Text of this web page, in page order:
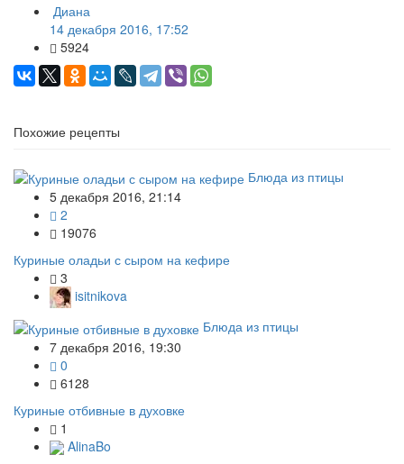
Диана
14 декабря 2016, 17:52
5924
Похожие рецепты
Блюда из птицы
5 декабря 2016, 21:14
2
19076
Куриные оладьи с сыром на кефире
3
isitnikova
Блюда из птицы
7 декабря 2016, 19:30
0
6128
Куриные отбивные в духовке
1
AlinaBo